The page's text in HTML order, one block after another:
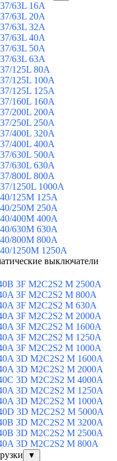
63L 16A
63L 20A
63L 32A
63L 40A
63L 50A
63L 63A
125L 80A
125L 100A
125L 125A
160L 160A
200L 200A
250L 250A
400L 320A
400L 400A
630L 500A
630L 630A
800L 800A
1250L 1000A
125M 125A
250M 250A
400M 400A
630М 630A
800M 800A
1250М 1250A
выключатели
3F M2C2S2 M 2500A
3F M2C2S2 М 800A
3F M2C2S2 М 630A
3F M2C2S2 М 2000A
3F M2C2S2 М 1600A
3F M2C2S2 М 1250A
3F M2C2S2 М 1000A
3D M2C2S2 M 1600A
3D M2C2S2 M 2000A
3D M2C2S2 M 4000A
3D M2C2S2 M 1250A
3D M2C2S2 M 1000A
3D M2C2S2 M 5000A
3D M2C2S2 M 3200A
3D M2C2S2 M 2500A
3D M2C2S2 M 800A
▼